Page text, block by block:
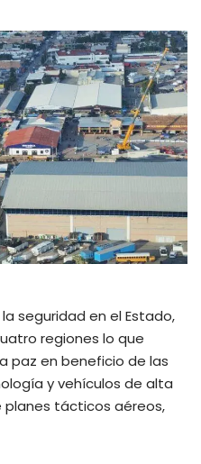
seguridad en el Estado,
regiones lo que
paz en beneficio de las
y vehículos de alta
tácticos aéreos,